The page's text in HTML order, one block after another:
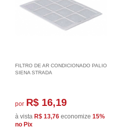
FILTRO DE AR CONDICIONADO PALIO
SIENA STRADA
por R$ 16,19
à vista R$ 13,76 economize 15%
no Pix